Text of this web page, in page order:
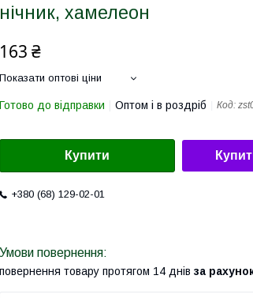
нічник, хамелеон
163 ₴
Показати оптові ціни
Готово до відправки Оптом і в роздріб Код:
Купити
+380 (68) 129-02-01
повернення товару протягом 14 днів за